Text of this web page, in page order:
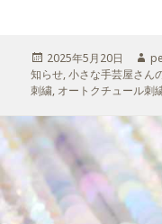
投
稿
日:
2025年5月20日
作
成
者
知らせ,小さな手芸屋さん
刺繍, オートクチュール刺